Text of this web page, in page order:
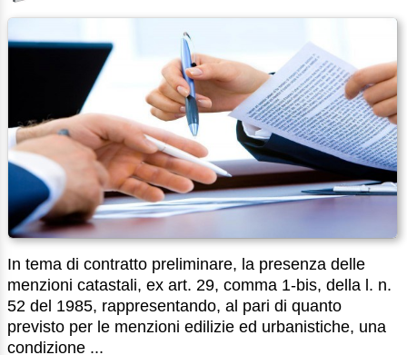
In tema di contratto preliminare, la presenza delle
menzioni catastali, ex art. 29, comma 1-bis, della l. n.
52 del 1985, rappresentando, al pari di quanto
previsto per le menzioni edilizie ed urbanistiche, una
condizione ...